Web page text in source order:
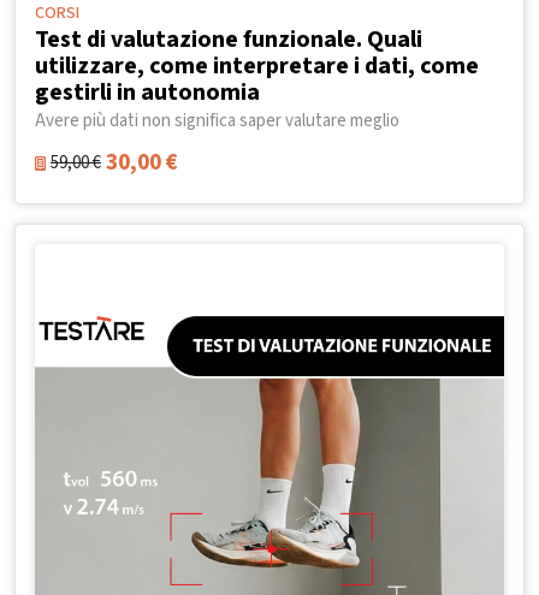
CORSI
Test di valutazione funzionale. Quali
utilizzare, come interpretare i dati, come
gestirli in autonomia
Avere più dati non significa saper valutare meglio
59,00€30,00€